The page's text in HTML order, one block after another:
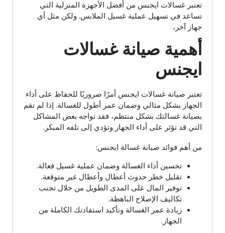
تعتبر غسالات ايجنس من أفضل الأجهزة المنزلية التي
تساعد في تسهيل عملية غسيل الملابس. ولكن مثل أي
جهاز آخر،
أهمية صيانة غسالات
ايجنس
تعتبر صيانة غسالات ايجنس أمرًا ضروريًا للحفاظ على أداء
الجهاز بشكل مثالي وضمان عمر أطول للغسالة. إذا لم تقم
بصيانة غسالتك بشكل منتظم، فقد تواجه بعض المشاكل
التي قد تؤثر على أداء الجهاز وتؤدي إلى تلفه المبكر.
من أهم فوائد صيانة غسالة ايجنس:
تحسين أداء الغسالة وضمان عملية غسيل فعالة.
تقليل خطر حدوث أعطال وأعطال غير متوقعة.
توفير المال على المدى الطويل من خلال تجنب
تكاليف الإصلاح الباهظة.
زيادة عمر الغسالة وتأكيد استفادتك الكاملة من
الجهاز.